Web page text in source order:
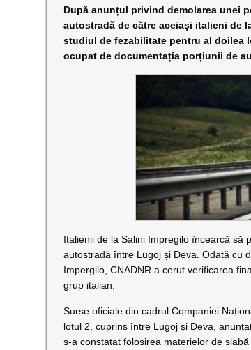
După anunțul privind demolarea unei
autostradă de către aceiași italieni de
studiul de fezabilitate pentru al doilea
ocupat de documentația porțiunii de
Italienii de la Salini Impregilo încearcă să
autostradă între Lugoj și Deva. Odată cu
Impergilo, CNADNR a cerut verificarea
grup italian.
Surse oficiale din cadrul Companiei
lotul 2, cuprins între Lugoj și Deva,
s-a constatat folosirea materielor de